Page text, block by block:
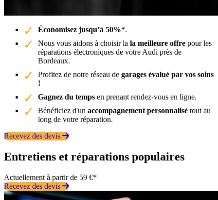
Économisez jusqu’à 50%*.
Nous vous aidons à choisir la la meilleure offre pour les
réparations électroniques de votre Audi près de
Bordeaux.
Profitez de notre réseau de garages évalué par vos soins
!
Gagnez du temps en prenant rendez-vous en ligne.
Bénéficiez d'un accompagnement personnalisé tout au
long de votre réparation.
Recevez des devis
Entretiens et réparations populaires
Actuellement à partir de 59 €*
Recevez des devis